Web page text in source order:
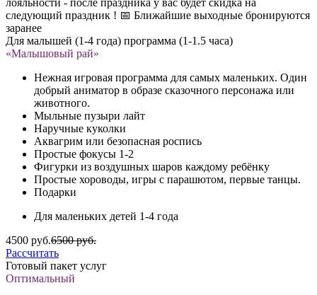
следующий праздник ! 📅 Ближайшие выходные бронируются
заранее
Для малышей (1-4 года) программа (1-1.5 часа)
«Малышовый рай»
Нежная игровая программа для самых маленьких. Один
добрый аниматор в образе сказочного персонажа или
животного.
Мыльные пузыри лайт
Наручные куколки
Аквагрим или безопасная роспись
Простые фокусы 1-2
Фигурки из воздушных шаров каждому ребёнку
Простые хороводы, игры с парашютом, первые танцы.
Подарки
Для маленьких детей 1-4 года
4500 руб.6500 руб.
Рассчитать
Готовый пакет услуг
Оптимальный